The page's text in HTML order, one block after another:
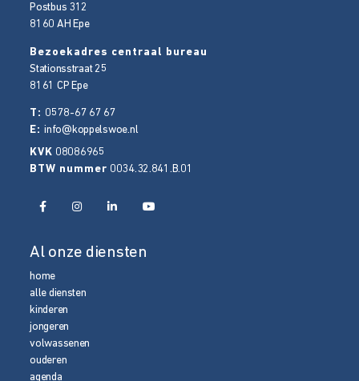
Postbus 312
8160 AH Epe
Bezoekadres centraal bureau
Stationsstraat 25
8161 CP Epe
T: 0578-67 67 67
E:info@koppelswoe.nl
KVK 08086965
BTW nummer 0034.32.841.B.01
Al onze diensten
home
alle diensten
kinderen
jongeren
volwassenen
ouderen
agenda